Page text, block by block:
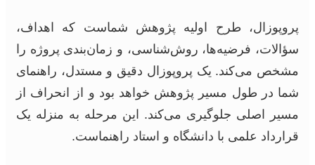
پروپوزال، طرح اولیه پژوهش شماست که اهداف،
سؤالات، فرضیه‌ها، روش‌شناسی، و زمان‌بندی پروژه را
مشخص می‌کند. یک پروپوزال دقیق و مستدل، راهنمای
شما در طول مسیر پژوهش خواهد بود و از انحراف از
مسیر اصلی جلوگیری می‌کند. این مرحله به منزله یک
قرارداد علمی با دانشگاه و استاد راهنماست.